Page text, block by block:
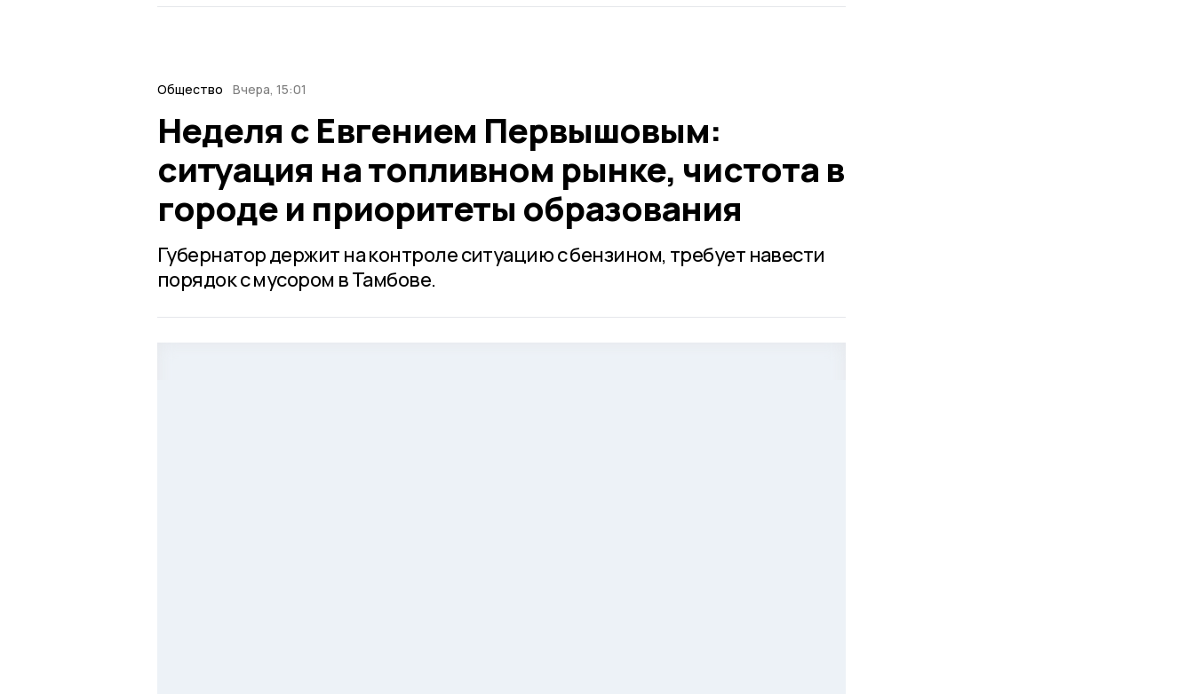
Общество Вчера, 15:01
Неделя с Евгением Первышовым:
ситуация на топливном рынке, чистота в
городе и приоритеты образования
Губернатор держит на контроле ситуацию с бензином, требует навести
порядок с мусором в Тамбове.